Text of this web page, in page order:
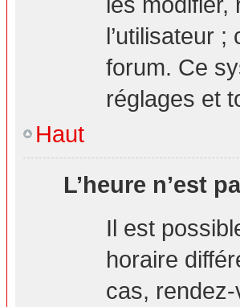
l’utilisateur
forum. Ce
réglages et
Haut
L’heure n’est
Il est
horaire
cas,